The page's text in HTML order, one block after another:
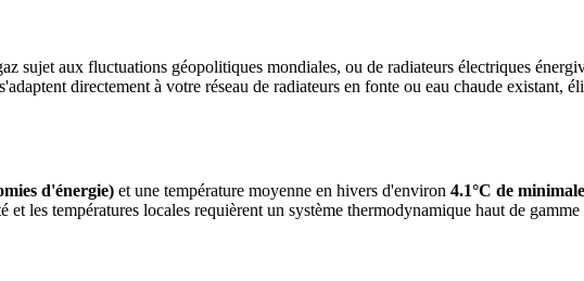
sujet aux fluctuations géopolitiques mondiales, ou de radiateurs électriques
directement à votre réseau de radiateurs en fonte ou eau chaude existant,
d'énergie) et une température moyenne en hivers d'environ 4.1°C de minimale
les températures locales requièrent un système thermodynamique haut de